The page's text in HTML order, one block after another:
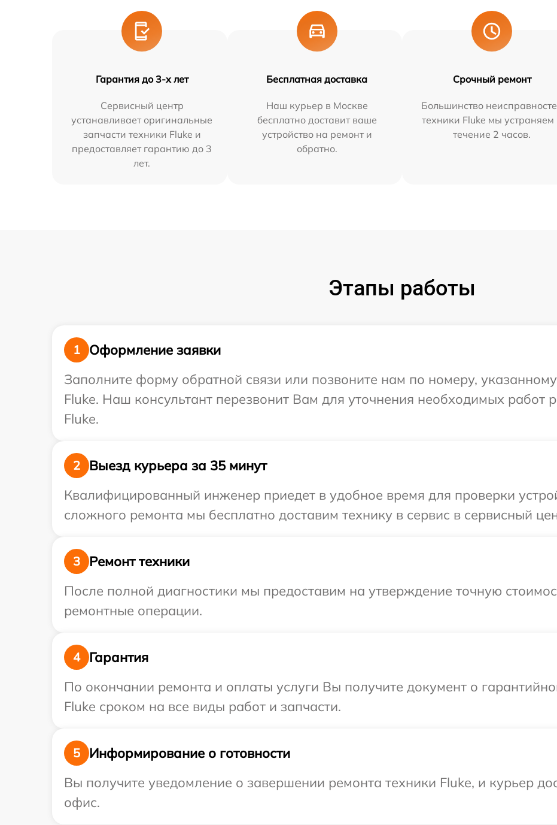
Гарантия до 3-х лет
Сервисный центр
устанавливает оригинальные
запчасти техники Fluke и
предоставляет гарантию до 3
лет.
Бесплатная доставка
Наш курьер в Москве
бесплатно доставит ваше
устройство на ремонт и
обратно.
Срочный ремонт
Большинство
техники Fluke мы устраняем
течение 2 часов.
Этапы работы
1
Оформление заявки
Заполните форму обратной связи или позвоните нам по номеру,
Fluke. Наш консультант перезвонит Вам для уточнения необходимых работ
Fluke.
2
Выезд курьера за 35 минут
Квалифицированный инженер приедет в удобное время для проверки
сложного ремонта мы бесплатно доставим технику в сервис в сервисный
3
Ремонт техники
После полной диагностики мы предоставим на утверждение точную
ремонтные операции.
4
Гарантия
По окончании ремонта и оплаты услуги Вы получите документ о
Fluke сроком на все виды работ и запчасти.
5
Информирование о готовности
Вы получите уведомление о завершении ремонта техники Fluke, и курьер
офис.